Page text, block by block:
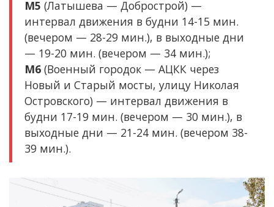
М5 (Латышева — Добрострой) —
интервал движения в будни 14-15 мин.
(вечером — 28-29 мин.), в выходные дни
— 19-20 мин. (вечером — 34 мин.);
М6 (Военный городок — АЦКК через
Новый и Старый мосты, улицу Николая
Островского) — интервал движения в
будни 17-19 мин. (вечером — 30 мин.), в
выходные дни — 21-24 мин. (вечером 38-
39 мин.).